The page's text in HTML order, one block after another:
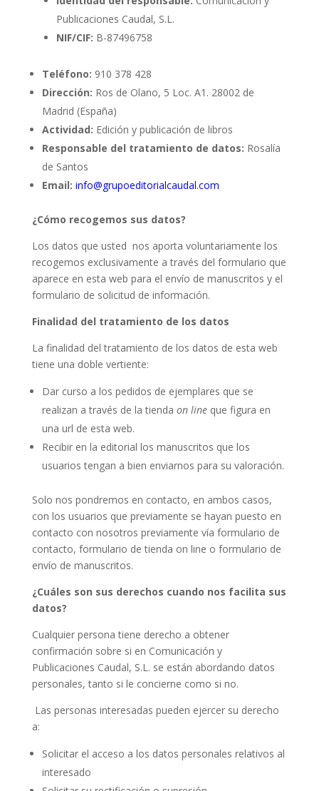
Publicaciones Caudal, S.L.
NIF/CIF: B-87496758
Teléfono: 910 378 428
Dirección: Ros de Olano, 5 Loc. A1. 28002 de
Madrid (España)
Actividad: Edición y publicación de libros
Responsable del tratamiento de datos: Rosalía
de Santos
Email: info@grupoeditorialcaudal.com
¿Cómo recogemos sus datos?
Los datos que usted nos aporta voluntariamente los
recogemos exclusivamente a través del formulario que
aparece en esta web para el envío de manuscritos y el
formulario de solicitud de información.
Finalidad del tratamiento de los datos
La finalidad del tratamiento de los datos de esta web
tiene una doble vertiente:
Dar curso a los pedidos de ejemplares que se
realizan a través de la tienda on lineque figura en
una url de esta web.
Recibir en la editorial los manuscritos que los
usuarios tengan a bien enviarnos para su valoración.
Solo nos pondremos en contacto, en ambos casos,
con los usuarios que previamente se hayan puesto en
contacto con nosotros previamente vía formulario de
contacto, formulario de tienda on line o formulario de
envío de manuscritos.
¿Cuáles son sus derechos cuando nos facilita sus
datos?
Cualquier persona tiene derecho a obtener
confirmación sobre si en Comunicación y
Publicaciones Caudal, S.L. se están abordando datos
personales, tanto si le concierne como si no.
Las personas interesadas pueden ejercer su derecho
a:
Solicitar el acceso a los datos personales relativos al
interesado